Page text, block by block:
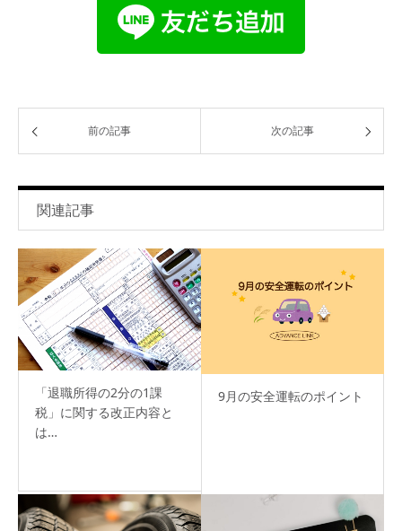
前の記事 次の記事
関連記事
「退職所得の2分の1課
税」に関する改正内容と
は…
9月の安全運転のポイント